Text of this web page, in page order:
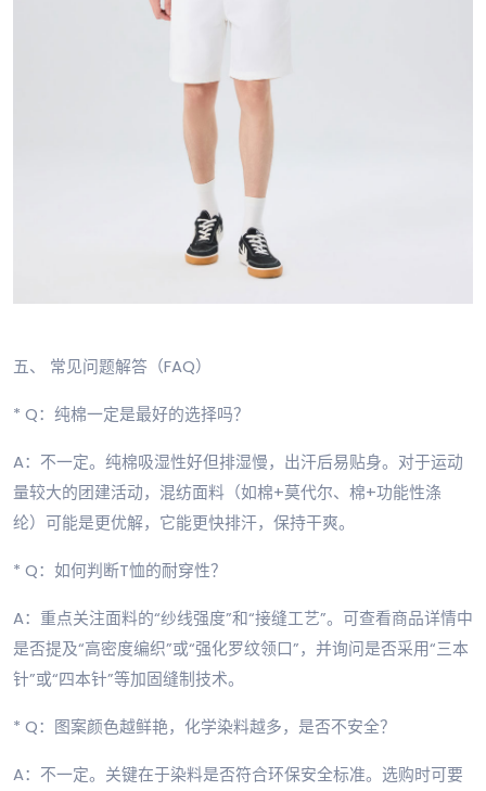
五、 常见问题解答（FAQ）
* Q：纯棉一定是最好的选择吗？
A：不一定。纯棉吸湿性好但排湿慢，出汗后易贴身。对于运动
量较大的团建活动，混纺面料（如棉+莫代尔、棉+功能性涤
纶）可能是更优解，它能更快排汗，保持干爽。
* Q：如何判断T恤的耐穿性？
A：重点关注面料的“纱线强度”和“接缝工艺”。可查看商品详情中
是否提及“高密度编织”或“强化罗纹领口”，并询问是否采用“三本
针”或“四本针”等加固缝制技术。
* Q：图案颜色越鲜艳，化学染料越多，是否不安全？
A：不一定。关键在于染料是否符合环保安全标准。选购时可要